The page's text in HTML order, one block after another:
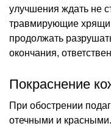
улучшения ждать не
травмирующие хрящи
продолжать
окончания,
Покраснение
При обострении
отечными и